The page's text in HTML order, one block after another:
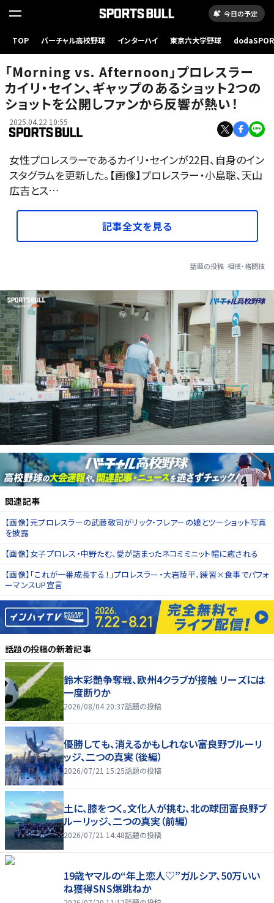
今日の予定
TOP バーチャル高校野球 インターハイ 東京六大学野球
「Morning vs. Afternoon」プロレスラー
カイリ・セイン、ギャップのあるショット2つの
ショットを公開しファンから反響が熱い！
2025.04.22 10:55
女性プロレスラーであるカイリ・セインが22日、自身のイン
スタグラムを更新した。【画像】プロレスラー・小島聡、天山
広吉とス…
記事全文を見る
話題の投稿 相撲・格闘技
関連記事
【画像】元プロレスラーの武藤敬司がリック・フレアーの娘とツーショット写真
を披露
【画像】女子プロレス・中野たむ、愛が詰まったネコミミニット帽に癒される
【画像】「これが一番成長する！」プロレスラー・大岩陵平、練習×食事でパフォ
ーマンスUP宣言
話題の投稿の新着記事
鈴木彩艶争奪戦、欧州4クラブが接触 リーズには
一度断りか
2026/08/04 20:37話題の投稿
優勝しても、消えるかもしれない――富良野ブルーリ
ッジ、二つの真実（後編）
2026/07/21 15:25話題の投稿
土に、膝をつく。文化人が挑む、北の球団――富良野ブ
ルーリッジ、二つの真実（前編）
2026/07/21 14:48話題の投稿
19歳ヤマルの“年上恋人♡”ガルシア、50万いい
ね獲得SNS爆跳ねか